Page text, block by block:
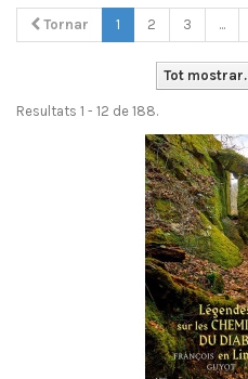
Tornar 1 2 3 ...
Tot mostrar.
Resultats 1 - 12 de 188.